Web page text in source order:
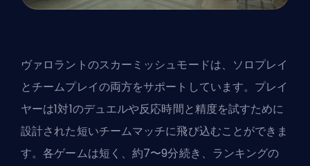
ヴァロラントのスカーミッシュモードは、ソロプレイ
とチームプレイの両方をサポートしています。プレイ
ヤーは1対1のデュエルや反応時間と精度を試すために
設計された短いチームマッチに飛び込むことができま
す。各ゲームは短く、約7〜9分続き、ランキングの